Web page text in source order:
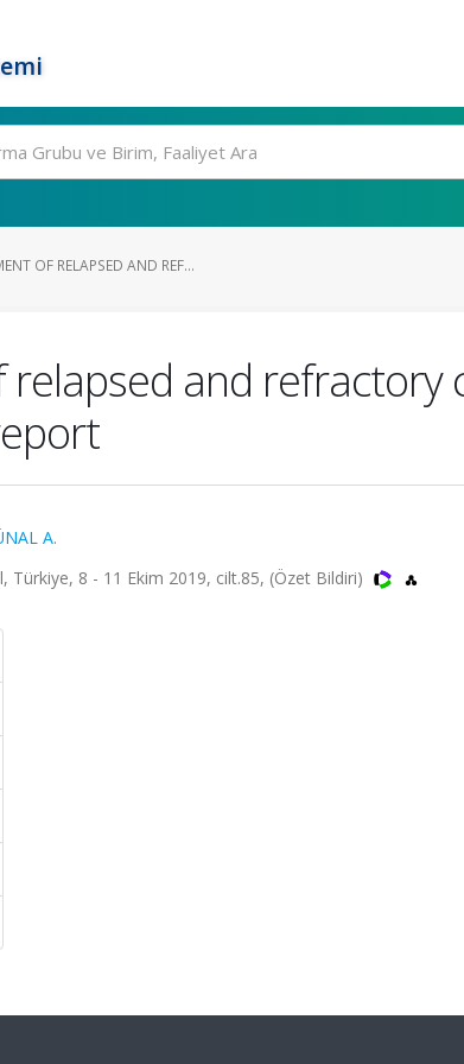
OF RELAPSED AND REF...
and refractory
A.
8 - 11 Ekim 2019, cilt.85, (Özet Bildiri)